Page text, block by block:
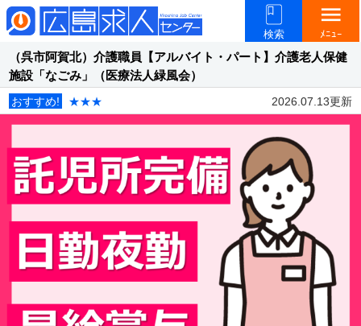
検索
menu
ﾒﾆｭｰ
（呉市阿賀北）介護職員【アルバイト・パート】介護老人保健
施設「なごみ」（医療法人緑風会）
おすすめ! ★★★ 2026.07.13更新